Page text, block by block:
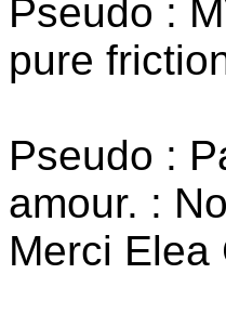
Pseudo :
pure
Pseudo :
amour. :
Merci Elea